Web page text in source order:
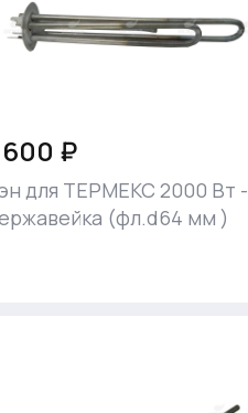
600 ₽
для ТЕРМЕКС 2000 Вт -
(фл.d64 мм )